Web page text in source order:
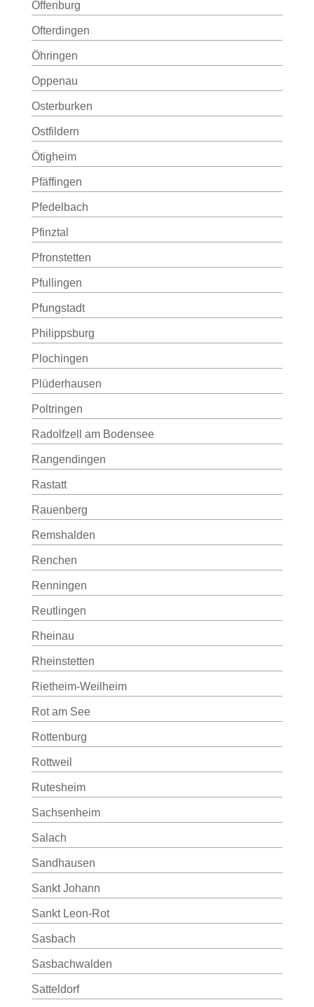
Offenburg
Ofterdingen
Öhringen
Oppenau
Osterburken
Ostfildern
Ötigheim
Pfäffingen
Pfedelbach
Pfinztal
Pfronstetten
Pfullingen
Pfungstadt
Philippsburg
Plochingen
Plüderhausen
Poltringen
Radolfzell am Bodensee
Rangendingen
Rastatt
Rauenberg
Remshalden
Renchen
Renningen
Reutlingen
Rheinau
Rheinstetten
Rietheim-Weilheim
Rot am See
Rottenburg
Rottweil
Rutesheim
Sachsenheim
Salach
Sandhausen
Sankt Johann
Sankt Leon-Rot
Sasbach
Sasbachwalden
Satteldorf